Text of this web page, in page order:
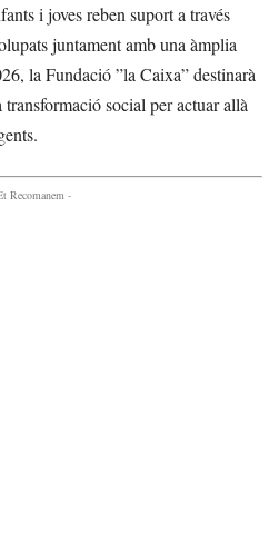
i joves reben suport a través
juntament amb una àmplia
la Fundació ”la Caixa” destinarà
social per actuar allà
Recomanem -